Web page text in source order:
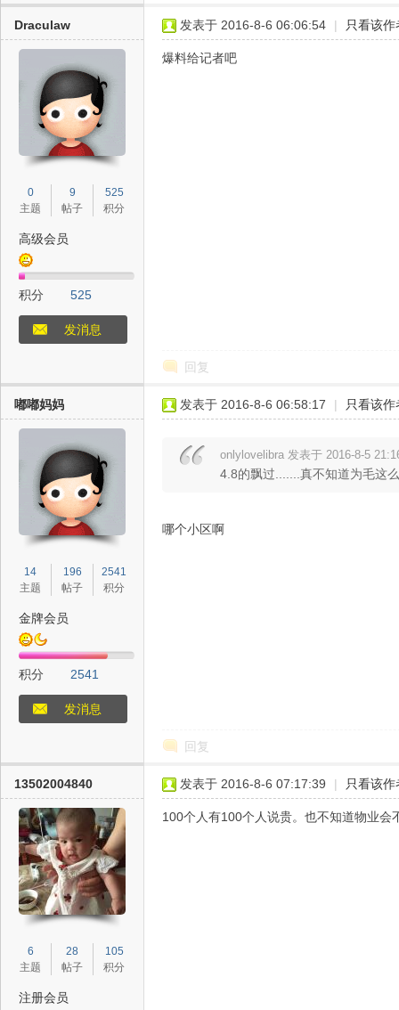
Draculaw
0
主题
9
帖子
525
积分
高级会员
积分 525
发消息
发表于 2016-8-6 06:06:54 | 只看该作
爆料给记者吧
回复
嘟嘟妈妈
14
主题
196
帖子
2541
积分
金牌会员
积分 2541
发消息
发表于 2016-8-6 06:58:17 | 只看该作
onlylovelibra 发表于 2016-8-5
4.8的飘过.......真不知道为毛这
哪个小区啊
回复
13502004840
6
主题
28
帖子
105
积分
注册会员
发表于 2016-8-6 07:17:39 | 只看该作
100个人有100个人说贵。也不知道物业会